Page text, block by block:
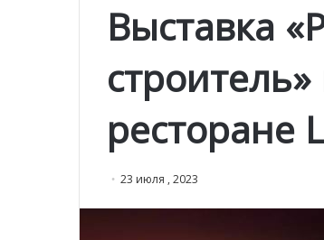
Выставка
ресторане
23 июля , 2023